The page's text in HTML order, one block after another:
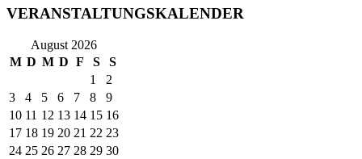
VERANSTALTUNGSKALENDER
August 2026
M D M D F S S
1
2
3
4 5 6 7 8
9
10 11 12 13 14 15 16
17 18 19 20 21 22 23
24 25 26 27 28 29 30